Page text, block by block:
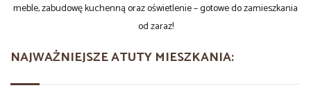
meble, zabudowę kuchenną oraz oświetlenie – gotowe do zamieszkania
od zaraz!
NAJWAŻNIEJSZE ATUTY MIESZKANIA: